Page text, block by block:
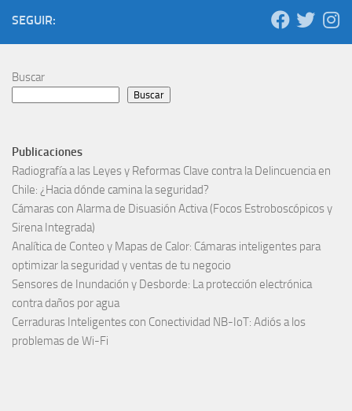
SEGUIR:
Buscar
Buscar
Publicaciones
Radiografía a las Leyes y Reformas Clave contra la Delincuencia en
Chile: ¿Hacia dónde camina la seguridad?
Cámaras con Alarma de Disuasión Activa (Focos Estroboscópicos y
Sirena Integrada)
Analítica de Conteo y Mapas de Calor: Cámaras inteligentes para
optimizar la seguridad y ventas de tu negocio
Sensores de Inundación y Desborde: La protección electrónica
contra daños por agua
Cerraduras Inteligentes con Conectividad NB-IoT: Adiós a los
problemas de Wi-Fi